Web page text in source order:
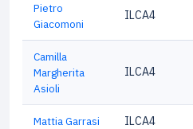
Pietro
Giacomoni
ILCA4
Camilla
Margherita
Asioli
ILCA4
Mattia Garrasi ILCA4